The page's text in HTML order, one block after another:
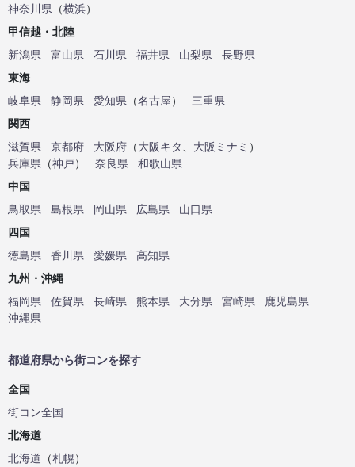
神奈川県 （横浜）
甲信越・北陸
新潟県
富山県 石川県 福井県 山梨県
長野県
東海
岐阜県
静岡県 愛知県 （名古屋）
三重県
関西
滋賀県
京都府 大阪府 （大阪キタ 大阪ミナミ ）
兵庫県 （神戸） 奈良県
和歌山県
中国
鳥取県
島根県 岡山県 広島県
山口県
四国
徳島県
香川県 愛媛県
高知県
九州・沖縄
福岡県
佐賀県 長崎県 熊本県 大分県 宮崎県
鹿児島県
沖縄県
都道府県から街コンを探す
全国
街コン全国
北海道
北海道 （札幌）